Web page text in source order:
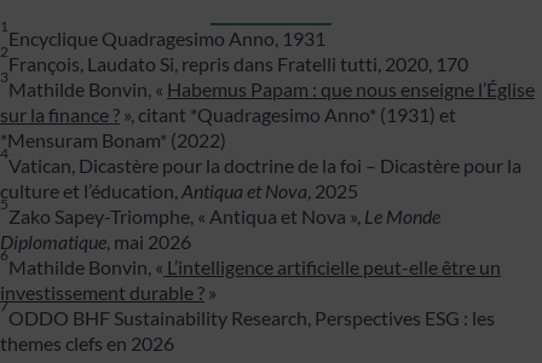
1
Encyclique Quadragesimo Anno, 1931
2
François, Laudato Si, repris dans Fratelli tutti, 2020, 170
3
Mathilde Bonvin, « Habemus Papam : que nous enseigne l’Église
sur la finance ? », citant *Quadragesimo Anno* (1931) et
*Mensuram Bonam* (2022)
4
Vatican, Dicastère pour la doctrine de la foi – Dicastère pour la
culture et l’éducation, Antiqua et Nova, 2025
5
Zako Sapey-Triomphe, « Antiqua et Nova », Le Monde
Diplomatique, mai 2026
6
Mathilde Bonvin, « L’intelligence artificielle peut-elle être un
investissement durable ? »
7
ODDO BHF Sustainability Research, Perspectives ESG : les
themes clefs en 2026